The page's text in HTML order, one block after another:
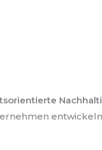
entwickeln